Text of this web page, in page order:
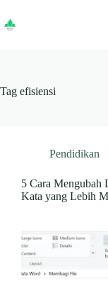
content
Tag efisiensi
Pendidikan
5 Cara Mengubah
Kata yang Lebih